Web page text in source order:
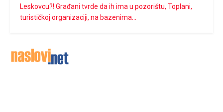
Leskovcu?! Građani tvrde da ih ima u pozorištu, Toplani,
turističkoj organizaciji, na bazenima…